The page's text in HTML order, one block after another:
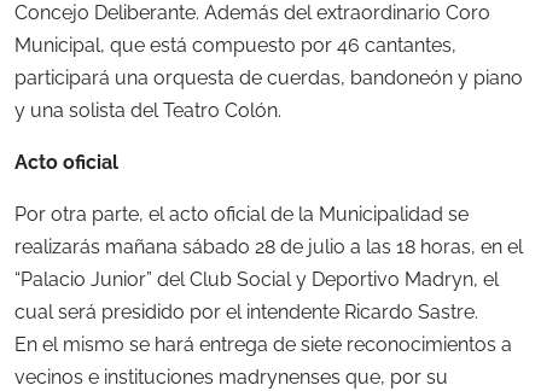
Concejo Deliberante. Además del extraordinario Coro
Municipal, que está compuesto por 46 cantantes,
participará una orquesta de cuerdas, bandoneón y piano
y una solista del Teatro Colón.
Acto oficial
Por otra parte, el acto oficial de la Municipalidad se
realizarás mañana sábado 28 de julio a las 18 horas, en el
“Palacio Junior” del Club Social y Deportivo Madryn, el
cual será presidido por el intendente Ricardo Sastre.
En el mismo se hará entrega de siete reconocimientos a
vecinos e instituciones madrynenses que, por su